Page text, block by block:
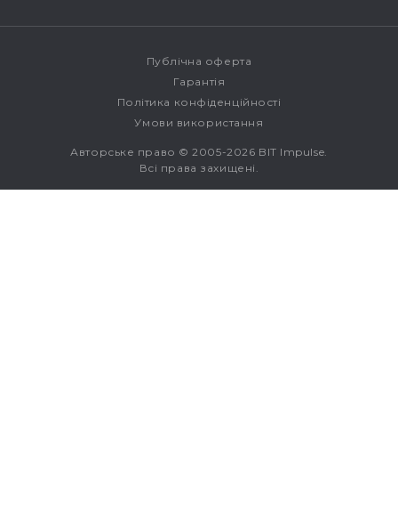
Публічна оферта
Гарантія
Політика конфіденційності
Умови використання
Авторське право © 2005-2026 BIT Impulse.
Всі права захищені.